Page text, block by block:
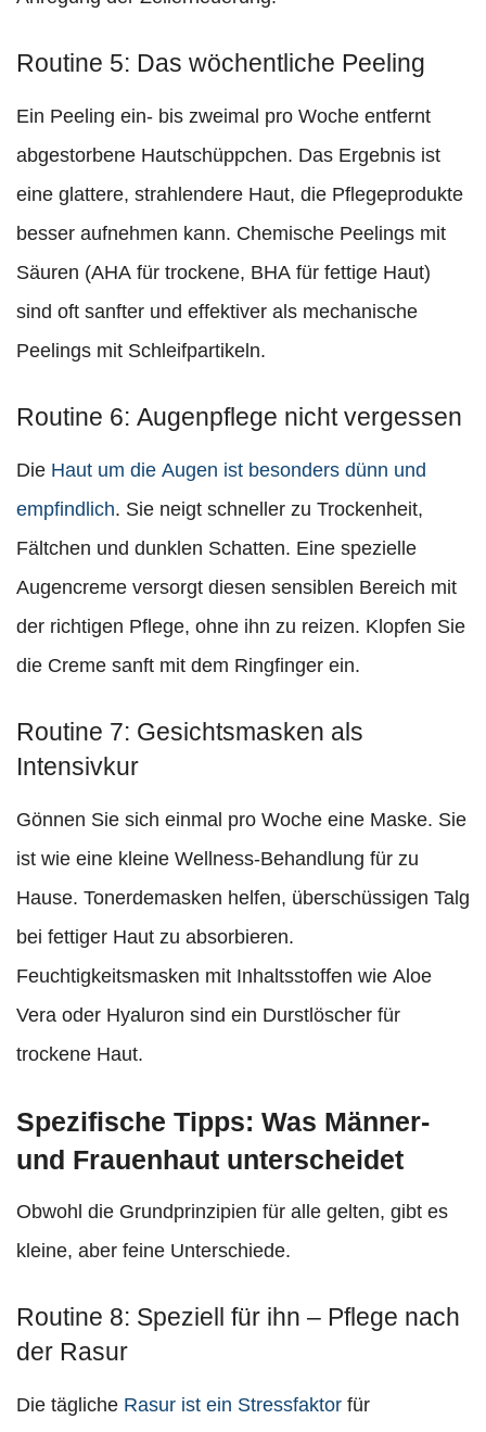
Routine 5: Das wöchentliche Peeling
Ein Peeling ein- bis zweimal pro Woche entfernt
abgestorbene Hautschüppchen. Das Ergebnis ist
eine glattere, strahlendere Haut, die Pflegeprodukte
besser aufnehmen kann. Chemische Peelings mit
Säuren (AHA für trockene, BHA für fettige Haut)
sind oft sanfter und effektiver als mechanische
Peelings mit Schleifpartikeln.
Routine 6: Augenpflege nicht vergessen
Die Haut um die Augen ist besonders dünn und
empfindlich. Sie neigt schneller zu Trockenheit,
Fältchen und dunklen Schatten. Eine spezielle
Augencreme versorgt diesen sensiblen Bereich mit
der richtigen Pflege, ohne ihn zu reizen. Klopfen Sie
die Creme sanft mit dem Ringfinger ein.
Routine 7: Gesichtsmasken als
Intensivkur
Gönnen Sie sich einmal pro Woche eine Maske. Sie
ist wie eine kleine Wellness-Behandlung für zu
Hause. Tonerdemasken helfen, überschüssigen Talg
bei fettiger Haut zu absorbieren.
Feuchtigkeitsmasken mit Inhaltsstoffen wie Aloe
Vera oder Hyaluron sind ein Durstlöscher für
trockene Haut.
Spezifische Tipps: Was Männer-
und Frauenhaut unterscheidet
Obwohl die Grundprinzipien für alle gelten, gibt es
kleine, aber feine Unterschiede.
Routine 8: Speziell für ihn – Pflege nach
der Rasur
Die tägliche Rasur ist ein Stressfaktor für